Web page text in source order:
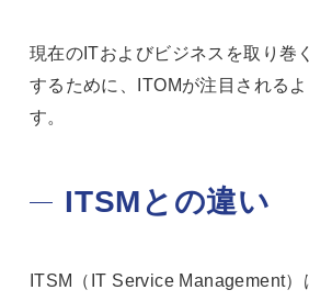
現在のITおよびビジネスを取り巻
するために、ITOMが注目される
す。
ITSMとの違い
ITSM（IT Service Management）